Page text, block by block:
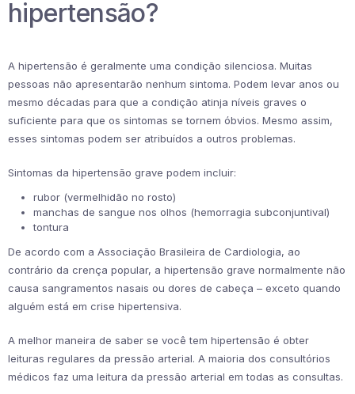
hipertensão?
A hipertensão é geralmente uma condição silenciosa. Muitas
pessoas não apresentarão nenhum sintoma. Podem levar anos ou
mesmo décadas para que a condição atinja níveis graves o
suficiente para que os sintomas se tornem óbvios. Mesmo assim,
esses sintomas podem ser atribuídos a outros problemas.
Sintomas da hipertensão grave podem incluir:
rubor (vermelhidão no rosto)
manchas de sangue nos olhos (hemorragia subconjuntival)
tontura
De acordo com a Associação Brasileira de Cardiologia, ao
contrário da crença popular, a hipertensão grave normalmente não
causa sangramentos nasais ou dores de cabeça – exceto quando
alguém está em crise hipertensiva.
A melhor maneira de saber se você tem hipertensão é obter
leituras regulares da pressão arterial. A maioria dos consultórios
médicos faz uma leitura da pressão arterial em todas as consultas.